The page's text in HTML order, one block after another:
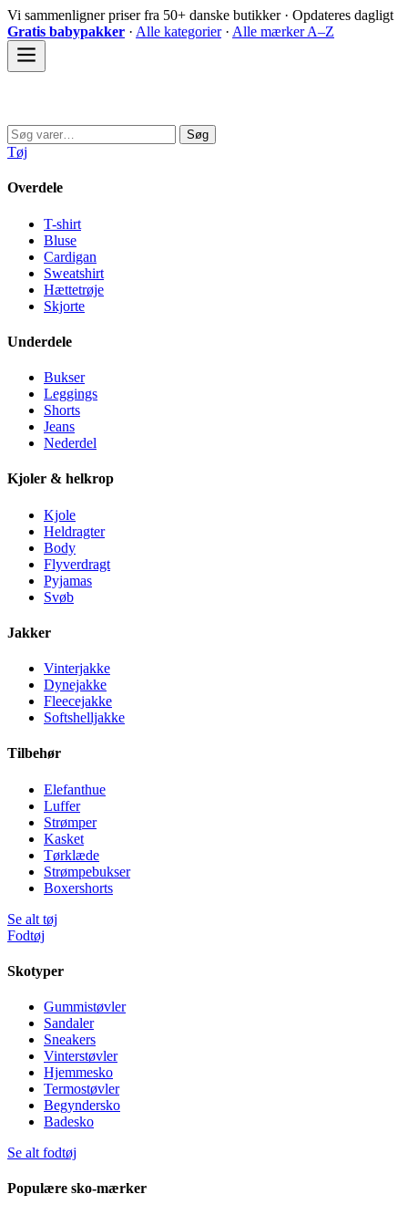
Spring
til
indhold
Vi sammenligner priser fra 50+ danske butikker · Opdateres dagligt
Gratis babypakker · Alle kategorier· Alle mærker A–Z
Søg
efter:
Søg
Tøj
Overdele
T-shirt
Bluse
Cardigan
Sweatshirt
Hættetrøje
Skjorte
Underdele
Bukser
Leggings
Shorts
Jeans
Nederdel
Kjoler & helkrop
Kjole
Heldragter
Body
Flyverdragt
Pyjamas
Svøb
Jakker
Vinterjakke
Dynejakke
Fleecejakke
Softshelljakke
Tilbehør
Elefanthue
Luffer
Strømper
Kasket
Tørklæde
Strømpebukser
Boxershorts
Se alt tøj
Fodtøj
Skotyper
Gummistøvler
Sandaler
Sneakers
Vinterstøvler
Hjemmesko
Termostøvler
Begyndersko
Badesko
Se alt fodtøj
Populære sko-mærker